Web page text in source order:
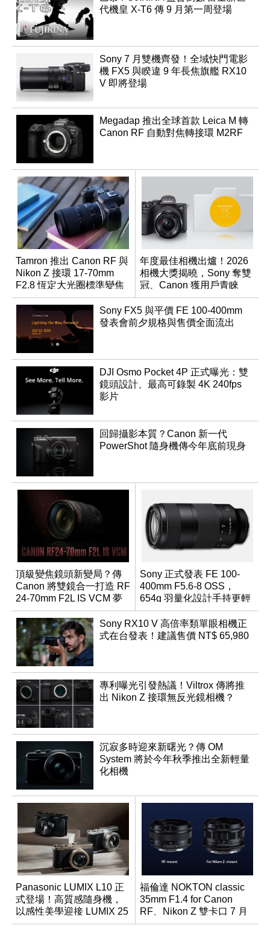
代機皇 X-T6 傳 9 月第一周登場
Sony 7 月雙機齊發！全域快門電影
機 FX5 與睽違 9 年長焦旗艦 RX10
V 即將登場
Megadap 推出全球首款 Leica M 轉
Canon RF 自動對焦轉接環 M2RF
Tamron 推出 Canon RF 與
Nikon Z 接環 17-70mm
F2.8 恆定大光圈標準變焦
鏡
年度最佳相機出爐！2026
相機大獎揭曉，Sony 奪雙
冠、Canon 獲用戶青睞
Sony FX5 與平價 FE 100-400mm
發表會前夕規格與售價全面流出
DJI Osmo Pocket 4P 正式曝光：雙
鏡頭設計、最高可錄製 4K 240fps
影片
回歸攝影本質？Canon 新一代
PowerShot 隨身機傳今年底前現身
頂級變焦鏡頭新變局？傳
Canon 將雙鏡合一打造 RF
24-70mm F2L IS VCM 夢
幻規格
Sony 正式發表 FE 100-
400mm F5.6-8 OSS，
654g 羽量化設計手持更輕
鬆
Sony RX10 V 高倍率類單眼相機正
式在台發表！建議售價 NT$ 65,980
專利曝光引發熱議！Viltrox 傳將推
出 Nikon Z 接環無反光鏡相機？
沉寂多時迎來新曙光？傳 OM
System 將於今年秋季推出全新輕量
化相機
Panasonic LUMIX L10 正
式登場！高質感隨身機，
以感性美學迎接 LUMIX 25
週年
福倫達 NOKTON classic
35mm F1.4 for Canon
RF、Nikon Z 雙卡口 7 月
同步登台